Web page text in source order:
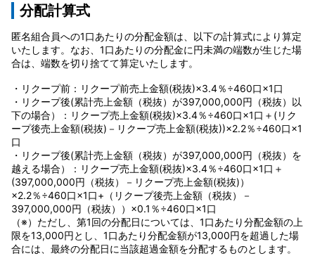
分配計算式
匿名組合員への1口あたりの分配金額は、以下の計算式により算定
いたします。なお、1口あたりの分配金に円未満の端数が生じた場
合は、端数を切り捨てて算定いたします。
・リクープ前：リクープ前売上金額(税抜)×3.4％÷460口×1口
・リクープ後(累計売上金額（税抜）が397,000,000円（税抜）以
下の場合）：リクープ売上金額(税抜)×3.4％÷460口×1口＋(リク
ープ後売上金額(税抜)－リクープ売上金額(税抜))×2.2％÷460口×1
口
・リクープ後(累計売上金額（税抜）が397,000,000円（税抜）を
越える場合）：リクープ売上金額(税抜)×3.4％÷460口×1口＋
(397,000,000円（税抜）－リクープ売上金額(税抜)）
×2.2％÷460口×1口+（リクープ後売上金額（税抜）－
397,000,000円（税抜））×0.1％÷460口×1口
（※）ただし、第1回の分配日については、1口あたり分配金額の上
限を13,000円とし、1口あたり分配金額が13,000円を超過した場
合には、最終の分配日に当該超過金額を分配するものとします。